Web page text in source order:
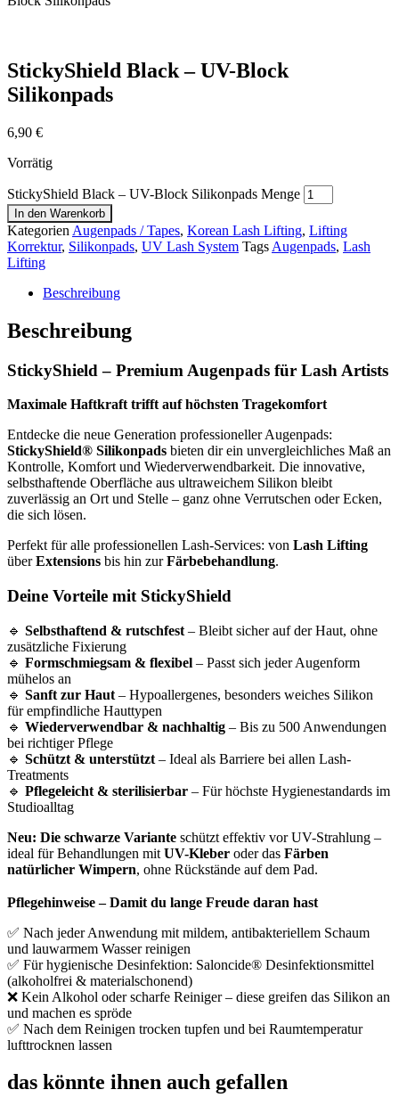
StickyShield Black – UV-Block
Silikonpads
6,90 €
Vorrätig
StickyShield Black – UV-Block Silikonpads Menge
In den Warenkorb
Kategorien Augenpads / Tapes, Korean Lash Lifting, Lifting
Korrektur, Silikonpads, UV Lash System Tags Augenpads, Lash
Lifting
Beschreibung
Beschreibung
StickyShield – Premium Augenpads für Lash Artists
Maximale Haftkraft trifft auf höchsten Tragekomfort
Entdecke die neue Generation professioneller Augenpads:
StickyShield® Silikonpads bieten dir ein unvergleichliches Maß an
Kontrolle, Komfort und Wiederverwendbarkeit. Die innovative,
selbsthaftende Oberfläche aus ultraweichem Silikon bleibt
zuverlässig an Ort und Stelle – ganz ohne Verrutschen oder Ecken,
die sich lösen.
Perfekt für alle professionellen Lash-Services: von Lash Lifting
überExtensions bis hin zurFärbebehandlung.
Deine Vorteile mit StickyShield
🔹 Selbsthaftend & rutschfest – Bleibt sicher auf der Haut, ohne
zusätzliche Fixierung
🔹 Formschmiegsam & flexibel – Passt sich jeder Augenform
mühelos an
🔹 Sanft zur Haut – Hypoallergenes, besonders weiches Silikon
für empfindliche Hauttypen
🔹 Wiederverwendbar & nachhaltig – Bis zu 500 Anwendungen
bei richtiger Pflege
🔹 Schützt & unterstützt – Ideal als Barriere bei allen Lash-
Treatments
🔹 Pflegeleicht & sterilisierbar – Für höchste Hygienestandards im
Studioalltag
Neu: Die schwarze Variante schützt effektiv vor UV-Strahlung –
ideal für Behandlungen mit UV-Kleber oder das Färben
natürlicher Wimpern, ohne Rückstände auf dem Pad.
Pflegehinweise – Damit du lange Freude daran hast
✅ Nach jeder Anwendung mit mildem, antibakteriellem Schaum
und lauwarmem Wasser reinigen
✅ Für hygienische Desinfektion: Saloncide® Desinfektionsmittel
(alkoholfrei & materialschonend)
❌ Kein Alkohol oder scharfe Reiniger – diese greifen das Silikon an
und machen es spröde
✅ Nach dem Reinigen trocken tupfen und bei Raumtemperatur
lufttrocknen lassen
das könnte ihnen auch gefallen